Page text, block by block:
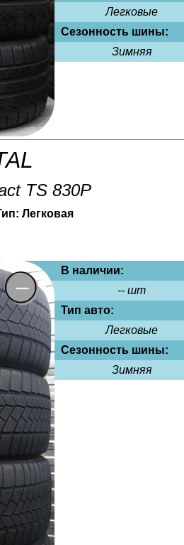
Легковые
Сезонность шины:
Зимняя
TS 830P
В наличии:
-- шт
Тип авто:
Легковые
Сезонность шины:
Зимняя